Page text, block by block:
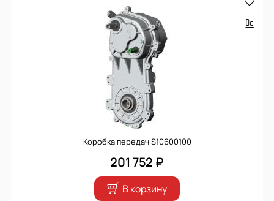
Коробка передач S10600100
201 752 ₽
В корзину